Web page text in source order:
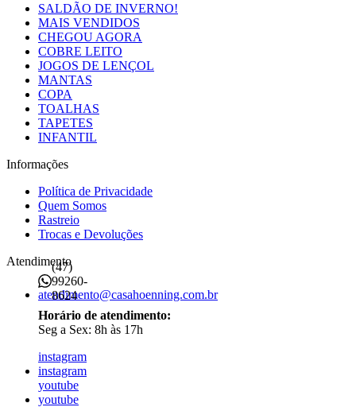
SALDÃO DE INVERNO!
MAIS VENDIDOS
CHEGOU AGORA
COBRE LEITO
JOGOS DE LENÇOL
MANTAS
COPA
TOALHAS
TAPETES
INFANTIL
Informações
Política de Privacidade
Quem Somos
Rastreio
Trocas e Devoluções
Atendimento
(47)
99260-
8624
atendimento@casahoenning.com.br
Horário de atendimento:
Seg a Sex: 8h às 17h
instagram
instagram
youtube
youtube